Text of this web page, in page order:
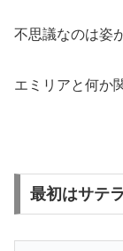
不思議なのは姿
エミリアと何か
最初はサテ